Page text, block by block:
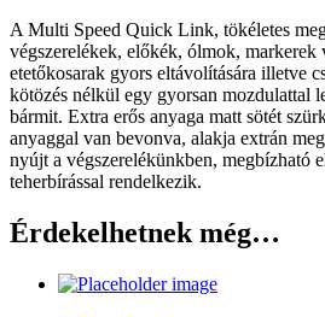
A Multi Speed Quick Link, tökéletes
végszerelékek, előkék, ólmok, markerek
etetőkosarak gyors eltávolítására illetve
kötözés nélkül egy gyorsan mozdulattal
bármit. Extra erős anyaga matt sötét
anyaggal van bevonva, alakja extrán
nyújt a végszerelékünkben, megbízható
teherbírással rendelkezik.
Érdekelhetnek még…